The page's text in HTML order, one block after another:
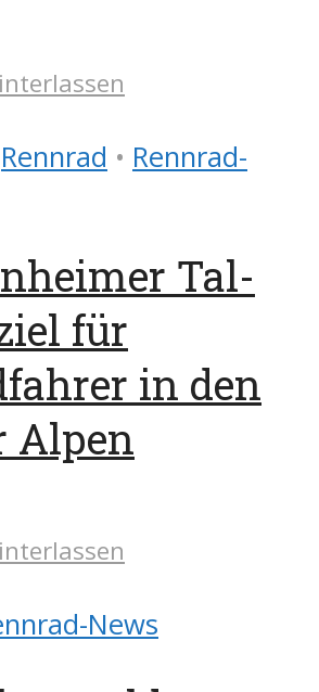
Rennrad • Rennrad-
Tal-
für
in den
Alpen
News